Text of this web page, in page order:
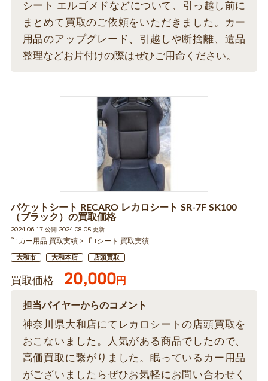
シート エルゴメドなどについて、引っ越し前に
まとめて買取のご依頼をいただきました。カー
用品のアップグレード、引越しや断捨離、遺品
整理などお片付けの際はぜひご用命ください。
バケットシート RECARO レカロシート SR-7F SK100
（ブラック）の買取価格
2024.06.17 公開 2024.08.05 更新
カー用品 買取実績
シート 買取実績
大和市 大和本店 店頭買取
買取価格 20,000円
担当バイヤーからのコメント
神奈川県大和店にてレカロシートの店頭買取を
おこないました。人気がある商品でしたので、
高価買取に繋がりました。眠っているカー用品
がございましたらぜひお気軽にお問い合わせく